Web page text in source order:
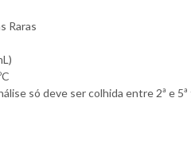
Raras
só deve ser colhida entre 2ª e